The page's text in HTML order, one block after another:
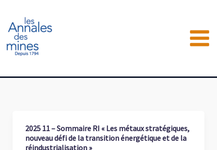
contenu
2025 11 – Sommaire RI « Les métaux stratégiques,
nouveau défi de la transition énergétique et de la
réindustrialisation »